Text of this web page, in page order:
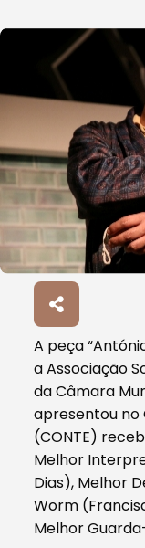
Filtros
A peça
a Associação
da Câmara
apresentou no
(CONTE)
Melhor
Dias), Melhor
Worm
Melhor